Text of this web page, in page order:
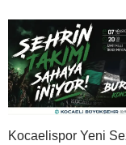
Kocaelispor Yeni